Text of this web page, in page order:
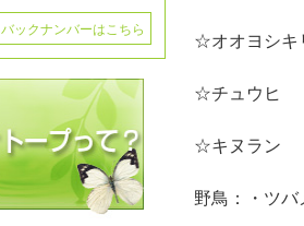
☆オオヨシキ
☆チュウヒ
☆キヌラン
野鳥：・ツ
バックナンバーはこちら